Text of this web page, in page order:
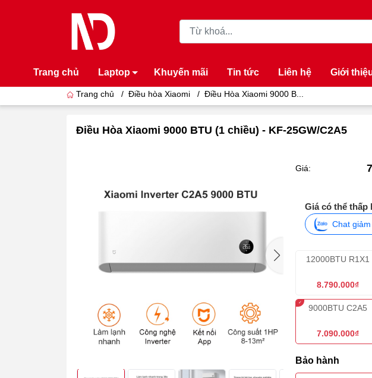
Trang chủ Laptop Khuyến mãi Tin tức Liên hệ Giới
Trang chủ / Điều hòa Xiaomi / Điều Hòa Xiaomi 9000 B...
Điều Hòa Xiaomi 9000 BTU (1 chiều) - KF-25GW/C2A5
Giá:
Giá có thể thấp
Chat
12000BTU R1X1
8.790.000₫
9000BTU C2A5
7.090.000₫
Bảo hành